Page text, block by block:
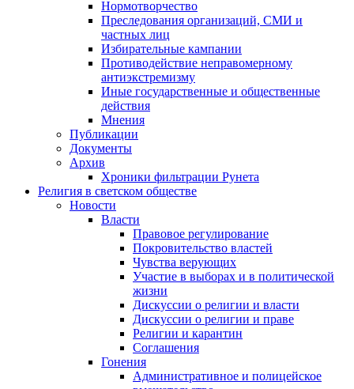
Нормотворчество
Преследования организаций, СМИ и
частных лиц
Избирательные кампании
Противодействие неправомерному
антиэкстремизму
Иные государственные и общественные
действия
Мнения
Публикации
Документы
Архив
Хроники фильтрации Рунета
Религия в светском обществе
Новости
Власти
Правовое регулирование
Покровительство властей
Чувства верующих
Участие в выборах и в политической
жизни
Дискуссии о религии и власти
Дискуссии о религии и праве
Религии и карантин
Соглашения
Гонения
Административное и полицейское